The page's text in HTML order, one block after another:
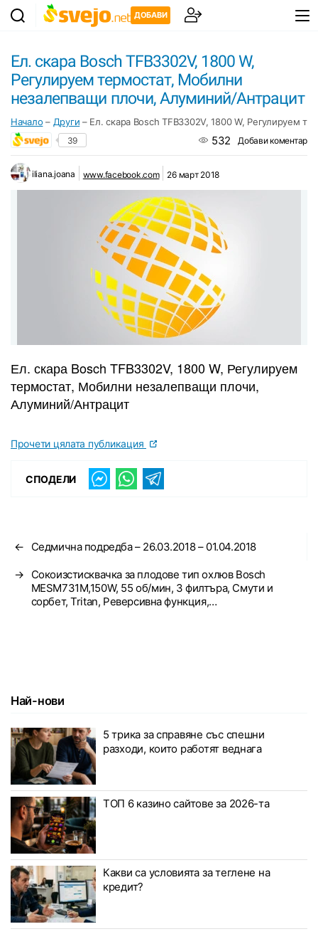
ДОБАВИ
Ел. скара Bosch TFB3302V, 1800 W,
Регулируем термостат, Мобилни
незалепващи плочи, Алуминий/Антрацит
Начало – Други – Ел. скара Bosch TFB3302V, 1800 W, Регулируем
39 532 Добави коментар
iliana.joana www.facebook.com 26 март 2018
Ел. скара Bosch TFB3302V, 1800 W, Регулируем
термостат, Мобилни незалепващи плочи,
Алуминий/Антрацит
Прочети цялата публикация
СПОДЕЛИ
← Седмична подредба – 26.03.2018 – 01.04.2018
→
Сокоизстисквачка за плодове тип охлюв Bosch
MESM731M,150W, 55 об/мин, 3 филтъра, Смути и
сорбет, Tritan, Реверсивна функция,…
Най-нови
5 трика за справяне със спешни
разходи, които работят веднага
ТОП 6 казино сайтове за 2026-та
Какви са условията за теглене на
кредит?